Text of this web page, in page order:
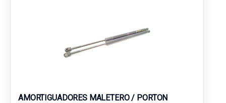
AMORTIGUADORES MALETERO / PORTON